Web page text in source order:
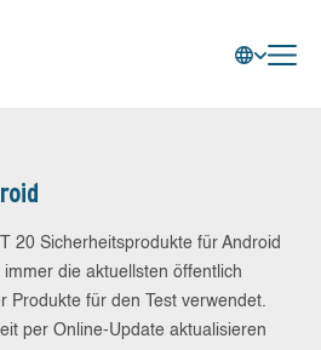
20 Sicherheitsprodukte für Android
die aktuellsten öffentlich
Produkte für den Test verwendet.
per Online-Update aktualisieren